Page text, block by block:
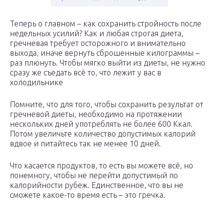
Теперь о главном – как сохранить стройность после
недельных усилий? Как и любая строгая диета,
гречневая требует осторожного и внимательно
выхода, иначе вернуть сброшенные килограммы –
раз плюнуть. Чтобы мягко выйти из диеты, не нужно
сразу же съедать всё то, что лежит у вас в
холодильнике
Помните, что для того, чтобы сохранить результат от
гречневой диеты, необходимо на протяжении
нескольких дней употреблять не более 600 Ккал.
Потом увеличьте количество допустимых калорий
вдвое и питайтесь так не менее 10 дней.
Что касается продуктов, то есть вы можете всё, но
понемногу, чтобы не перейти допустимый по
калорийности рубеж. Единственное, что вы не
сможете какое-то время есть – это гречка.